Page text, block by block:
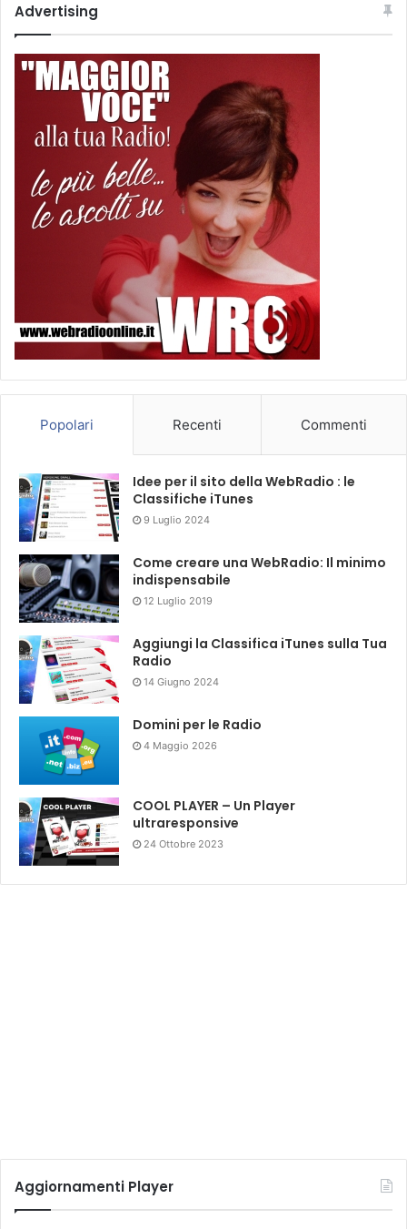
Advertising
Popolari Recenti Commenti
Idee per il sito della WebRadio : le
Classifiche iTunes
9 Luglio 2024
Come creare una WebRadio: Il minimo
indispensabile
12 Luglio 2019
Aggiungi la Classifica iTunes sulla Tua
Radio
14 Giugno 2024
Domini per le Radio
4 Maggio 2026
COOL PLAYER – Un Player
ultraresponsive
24 Ottobre 2023
Aggiornamenti Player